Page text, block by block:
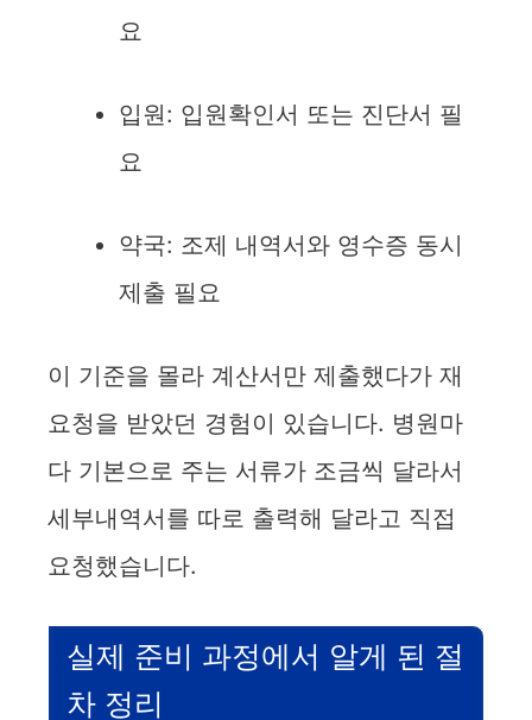
요
입원: 입원확인서 또는 진단서 필
요
약국: 조제 내역서와 영수증 동시
제출 필요
이 기준을 몰라 계산서만 제출했다가 재
요청을 받았던 경험이 있습니다. 병원마
다 기본으로 주는 서류가 조금씩 달라서
세부내역서를 따로 출력해 달라고 직접
요청했습니다.
실제 준비 과정에서 알게 된 절
차 정리